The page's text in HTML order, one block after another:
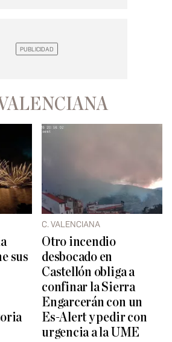
sus
C. VALENCIANA
Otro incendio
desbocado en
Castellón obliga a
confinar la Sierra
Engarcerán con un
Es-Alert y pedir con
urgencia a la UME